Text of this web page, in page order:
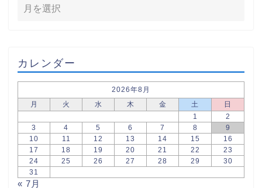
カレンダー
2026年8月
月
火 水 木 金 土
日
1
2
3
4 5 6 7 8
9
10
11 12 13 14 15
16
17
18 19 20 21 22
23
24
25 26 27 28 29
30
31
« 7月